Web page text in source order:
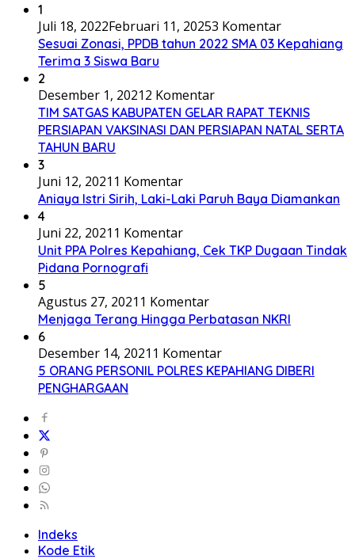
1
Juli 18, 2022Februari 11, 20253 Komentar
Sesuai Zonasi, PPDB tahun 2022 SMA 03 Kepahiang
Terima 3 Siswa Baru
2
Desember 1, 20212 Komentar
TIM SATGAS KABUPATEN GELAR RAPAT TEKNIS
PERSIAPAN VAKSINASI DAN PERSIAPAN NATAL SERTA
TAHUN BARU
3
Juni 12, 2021 1 Komentar
Aniaya Istri Sirih, Laki-Laki Paruh Baya Diamankan
4
Juni 22, 2021 1 Komentar
Unit PPA Polres Kepahiang, Cek TKP Dugaan Tindak
Pidana Pornografi
5
Agustus 27, 2021 1 Komentar
Menjaga Terang Hingga Perbatasan NKRI
6
Desember 14, 2021 1 Komentar
5 ORANG PERSONIL POLRES KEPAHIANG DIBERI
PENGHARGAAN
Indeks
Kode Etik